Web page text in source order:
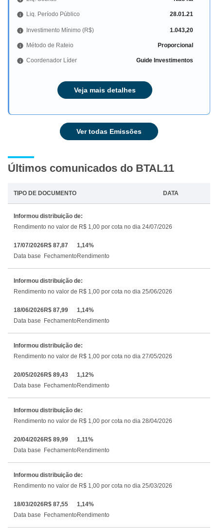
Liq. Período Público 28.01.21
Investimento Mínimo (R$) 1.043,20
Método de Rateio Proporcional
Coordenador Líder Guide Investimentos
Veja mais detalhes
Ver todas Emissões
Últimos comunicados do BTAL11
TIPO DE DOCUMENTO DATA
Informou distribuição de:
Rendimento no valor de R$ 1,00 por cota no dia 24/07/2026
17/07/2026
Data base
R$ 87,87
Fechamento
1,14%
Rendimento
Informou distribuição de:
Rendimento no valor de R$ 1,00 por cota no dia 25/06/2026
18/06/2026
Data base
R$ 87,99
Fechamento
1,14%
Rendimento
Informou distribuição de:
Rendimento no valor de R$ 1,00 por cota no dia 27/05/2026
20/05/2026
Data base
R$ 89,43
Fechamento
1,12%
Rendimento
Informou distribuição de:
Rendimento no valor de R$ 1,00 por cota no dia 28/04/2026
20/04/2026
Data base
R$ 89,99
Fechamento
1,11%
Rendimento
Informou distribuição de:
Rendimento no valor de R$ 1,00 por cota no dia 25/03/2026
18/03/2026
Data base
R$ 87,55
Fechamento
1,14%
Rendimento